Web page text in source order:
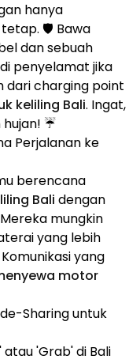
hanya
🛡️ Bawa
dan sebuah
penyelamat jika
dari charging point
keliling Bali. Ingat,
☔
Perjalanan ke
berencana
Bali dengan
mungkin
yang lebih
yang
motor
Sharing untuk
'Grab' di Bali